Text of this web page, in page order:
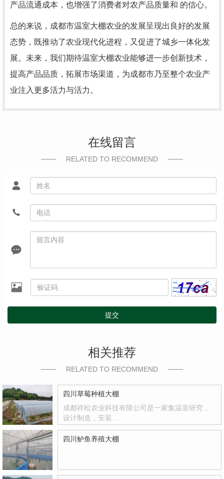
产品流通成本，也增强了消费者对农产品质量和 的信心。
总的来说，成都市温室大棚农业的发展呈现出良好的发展
态势，既推动了农业现代化进程，又促进了城乡一体化发
展。未来，我们期待温室大棚农业能够进一步创新技术，
提高产品品质，拓展市场渠道，为成都市乃至整个农业产
业注入更多活力与活力。
在线留言
RELATED TO RECOMMEND
提交
相关推荐
RELATED TO RECOMMEND
四川草莓种植大棚
成都祥松农业科技有限公司是一家集温室研究，
设计制造，安装…
四川鲈鱼养殖大棚